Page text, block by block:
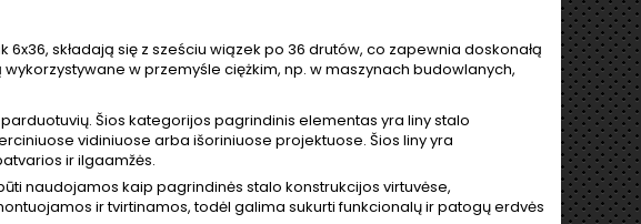
składają się z sześciu wiązek po 36 drutów, co zapewnia doskonałą
w przemyśle ciężkim, np. w maszynach budowlanych,
Šios kategorijos pagrindinis elementas yra liny stalo
vidiniuose arba išoriniuose projektuose. Šios liny yra
ir ilgaamžės.
naudojamos kaip pagrindinės stalo konstrukcijos virtuvėse,
ir tvirtinamos, todėl galima sukurti funkcionalų ir patogų erdvės